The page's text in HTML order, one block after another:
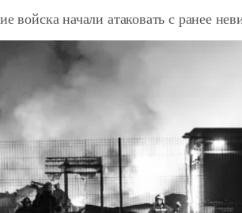
войска начали атаковать с ранее